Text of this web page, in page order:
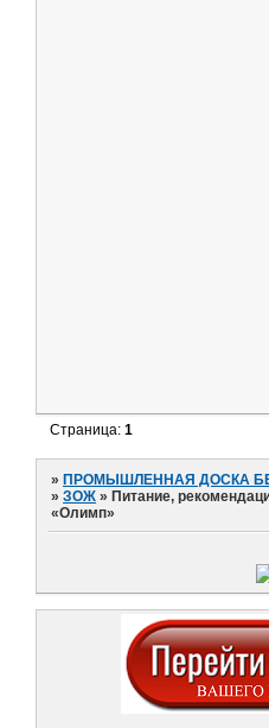
Страница:1
» ПРОМЫШЛЕННАЯ ДОСКА
»ЗОЖ » Питание,
«Олимп»